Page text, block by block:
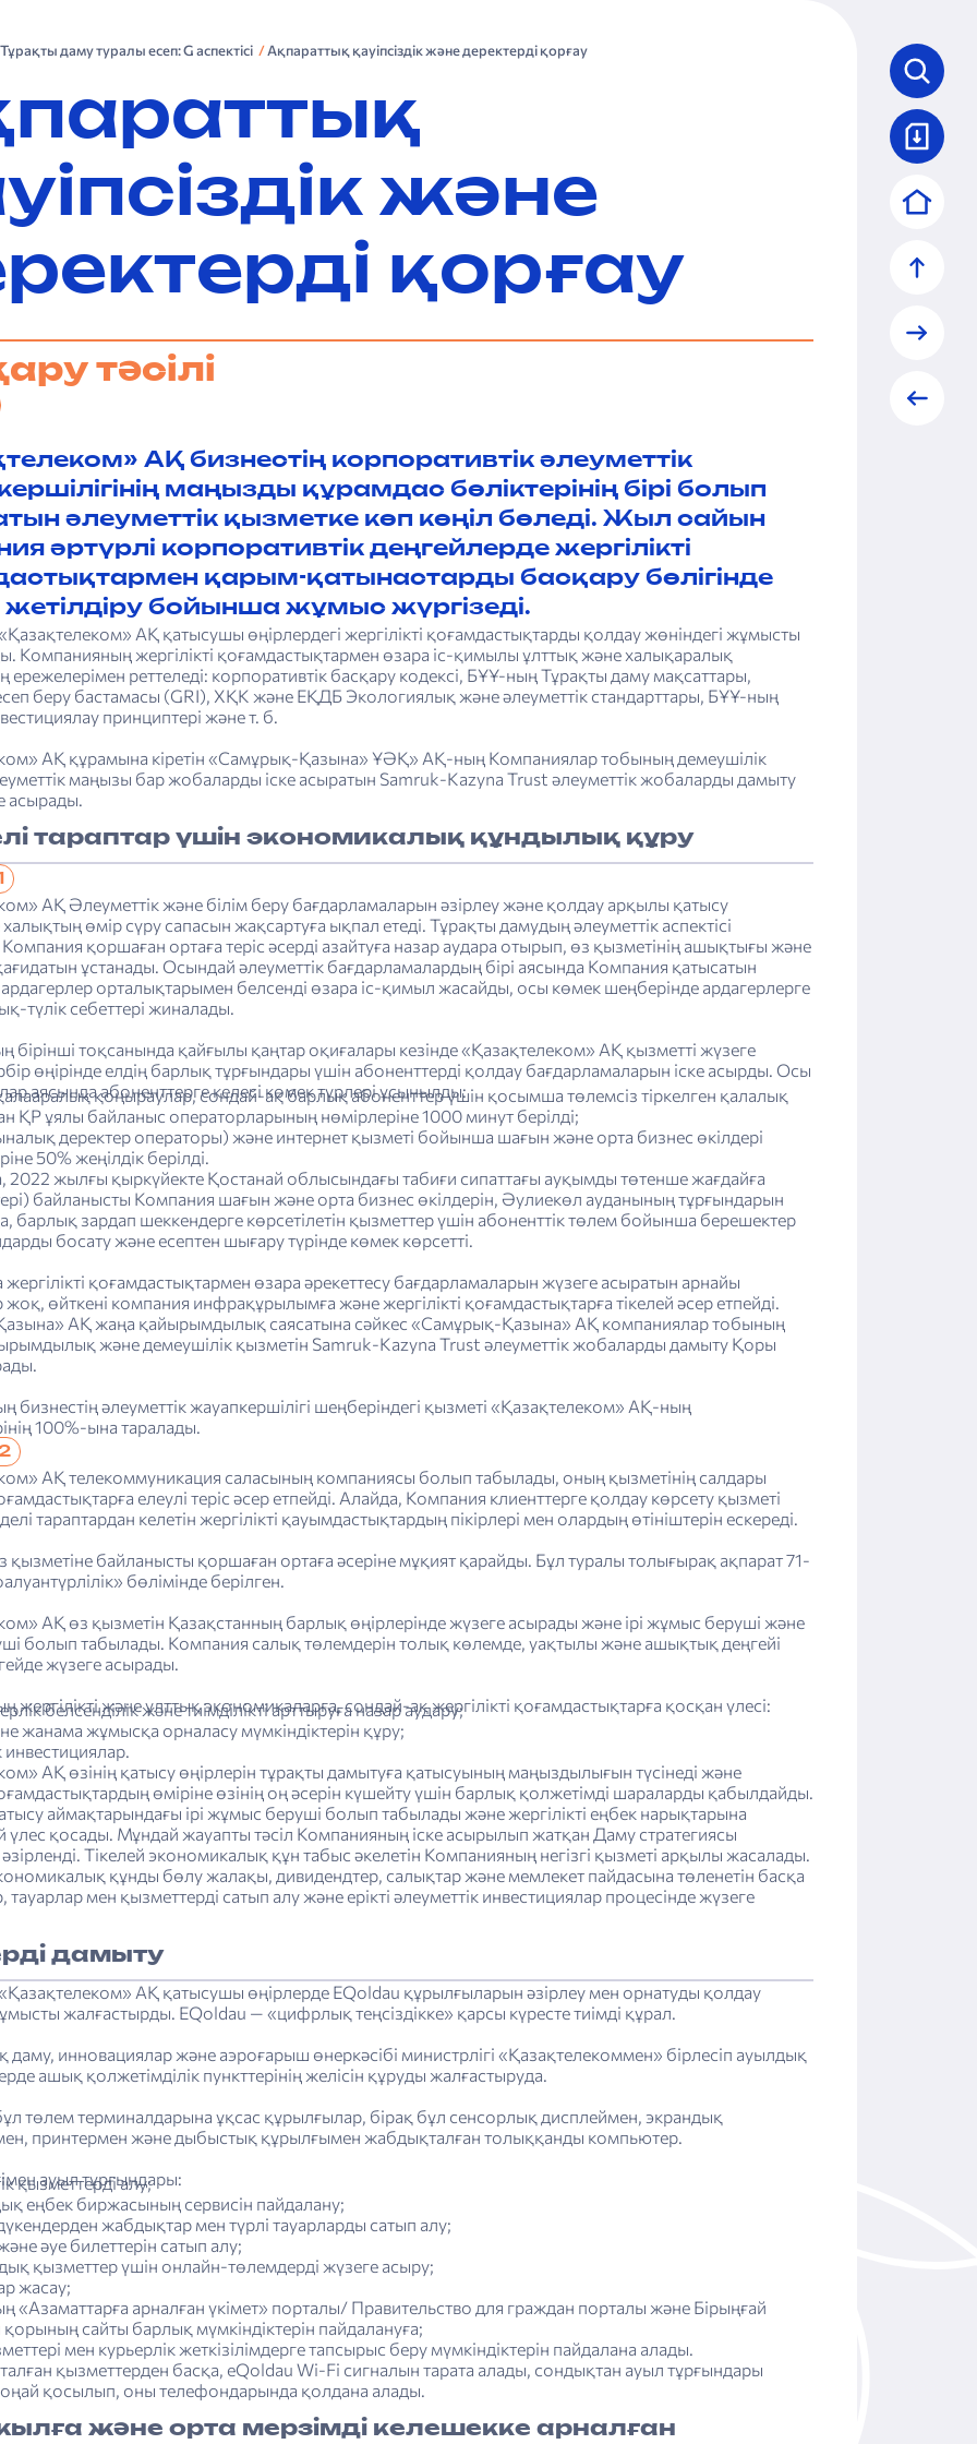
даму туралы есеп: G аспектісі Ақпараттық қауіпсіздік және деректерді қорғау
және
қорғау
тәсілі
АҚ бизнес­тің корпоративтік әлеуметтік
маңызды құрамдас бөліктерінің бірі ­болып
әлеуметтік қыз­метке көп көңіл бөледі. Жыл сайын
әртүрлі корпоративтік деңгейлерде ­жергілікті
қарым-­қатынастарды басқару ­бөлігінде
жетілдіру бойынша ­жұмыс жүргізеді.
АҚ қатысушы өңірлердегі жергілікті қоғамдастықтарды қолдау жөніндегі жұмысты
Компанияның жергілікті қоғамдастықтармен өзара іс-қимылы ұлттық және халықаралық
ережелерімен реттеледі: корпоративтік басқару кодексі, БҰҰ-ның Тұрақты даму мақсаттары,
беру бастамасы (GRI), ХҚК және ЕҚДБ Экологиялық және әлеуметтік стандарттары, БҰҰ-ның
принциптері және т. б.
АҚ құрамына кіретін «Самұрық-Қазына» ҰӘҚ» АҚ-ның Компаниялар тобының демеушілік
маңызы бар жобаларды іске асыратын Samruk-Kazyna Trust әлеуметтік жобаларды дамыту
асырады.
тараптар үшін экономикалық құндылық құру
АҚ Әлеуметтік және білім беру бағдарламаларын әзірлеу және қолдау арқылы қатысу
халықтың өмір сүру сапасын жақсартуға ықпал етеді. Тұрақты дамудың әлеуметтік аспектісі
қоршаған ортаға теріс әсерді азайтуға назар аудара отырып, өз қызметінің ашықтығы және
ұстанады. Осындай әлеуметтік бағдарламалардың бірі аясында Компания қатысатын
ардагерлер орталықтарымен белсенді өзара іс-қимыл жасайды, осы көмек шеңберінде ардагерлерге
түлік себеттері жиналады.
бірінші тоқсанында қайғылы қаңтар оқиғалары кезінде «Қазақтелеком» АҚ қызметті жүзеге
өңірінде елдің барлық тұрғындары үшін абоненттерді қолдау бағдарламаларын іске асырды. Осы
аясында абоненттерге келесі көмек түрлері ұсынылды:
қоңыраулар, сондай-ақ барлық абоненттер үшін қосымша төлемсіз тіркелген қалалық
ҚР ұялы байланыс операторларының нөмірлеріне 1000 минут берілді;
деректер операторы) және интернет қызметі бойынша шағын және орта бизнес өкілдері
50% жеңілдік берілді.
2022 жылғы қыркүйекте Қостанай облысындағы табиғи сипаттағы ауқымды төтенше жағдайға
байланысты Компания шағын және орта бизнес өкілдерін, Әулиекөл ауданының тұрғындарын
барлық зардап шеккендерге көрсетілетін қызметтер үшін абоненттік төлем бойынша берешектер
босату және есептен шығару түрінде көмек көрсетті.
қоғамдастықтармен өзара әрекеттесу бағдарламаларын жүзеге асыратын арнайы
өйткені компания инфрақұрылымға және жергілікті қоғамдастықтарға тікелей әсер етпейді.
АҚ жаңа қайырымдылық саясатына сәйкес «Самұрық-Қазына» АҚ компаниялар тобының
және демеушілік қызметін Samruk-Kazyna Trust әлеуметтік жобаларды дамыту Қоры
бизнестің әлеуметтік жауапкершілігі шеңберіндегі қызметі «Қазақтелеком» АҚ-ның
100%-ына таралады.
АҚ телекоммуникация саласының компаниясы болып табылады, оның қызметінің салдары
елеулі теріс әсер етпейді. Алайда, Компания клиенттерге қолдау көрсету қызметі
тараптардан келетін жергілікті қауымдастықтардың пікірлері мен олардың өтініштерін ескереді.
қызметіне байланысты қоршаған ортаға әсеріне мұқият қарайды. Бұл туралы толығырақ ақпарат 71-
бөлімінде берілген.
АҚ өз қызметін Қазақстанның барлық өңірлерінде жүзеге асырады және ірі жұмыс беруші және
болып табылады. Компания салық төлемдерін толық көлемде, уақтылы және ашықтық деңгейі
жүзеге асырады.
жергілікті және ұлттық экономикаларға, сондай-ақ жергілікті қоғамдастықтарға қосқан үлесі:
белсенділік және тиімділікті арттыруға назар аудару;
жанама жұмысқа орналасу мүмкіндіктерін құру;
инвестициялар.
АҚ өзінің қатысу өңірлерін тұрақты дамытуға қатысуының маңыздылығын түсінеді және
өміріне өзінің оң әсерін күшейту үшін барлық қолжетімді шараларды қабылдайды.
аймақтарындағы ірі жұмыс беруші болып табылады және жергілікті еңбек нарықтарына
үлес қосады. Мұндай жауапты тәсіл Компанияның іске асырылып жатқан Даму стратегиясы
Тікелей экономикалық құн табыс әкелетін Компанияның негізгі қызметі арқылы жасалады.
құнды бөлу жалақы, дивидендтер, салықтар және мемлекет пайдасына төленетін басқа
тауарлар мен қызметтерді сатып алу және ерікті әлеуметтік инвестициялар процесінде жүзеге
дамыту
АҚ қатысушы өңірлерде ЕQoldau құрылғыларын әзірлеу мен орнатуды қолдау
жалғастырды. ЕQoldau — «цифрлық теңсіздікке» қарсы күресте тиімді құрал.
инновациялар және аэроғарыш өнеркәсібі министрлігі «Қазақтелекоммен» бірлесіп ауылдық
ашық қолжетімділік пункттерінің желісін құруды жалғастыруда.
төлем терминалдарына ұқсас құрылғылар, бірақ бұл сенсорлық дисплеймен, экрандық
принтермен және дыбыстық құрылғымен жабдықталған толыққанды компьютер.
ауыл тұрғындары:
қызметтерді алу;
еңбек биржасының сервисін пайдалану;
жабдықтар мен түрлі тауарларды сатып алу;
әуе билеттерін сатып алу;
қызметтер үшін онлайн-төлемдерді жүзеге асыру;
жасау;
«Азаматтарға арналған үкімет» порталы/ Правительство для граждан порталы және Бірыңғай
қорының сайты барлық мүмкіндіктерін пайдалануға;
мен курьерлік жеткізілімдерге тапсырыс беру мүмкіндіктерін пайдалана алады.
қызметтерден басқа, eQoldau Wi-Fi сигналын тарата алады, сондықтан ауыл тұрғындары
оңай қосылып, оны телефондарында қолдана алады.
және орта мерзімді келешекке арналған